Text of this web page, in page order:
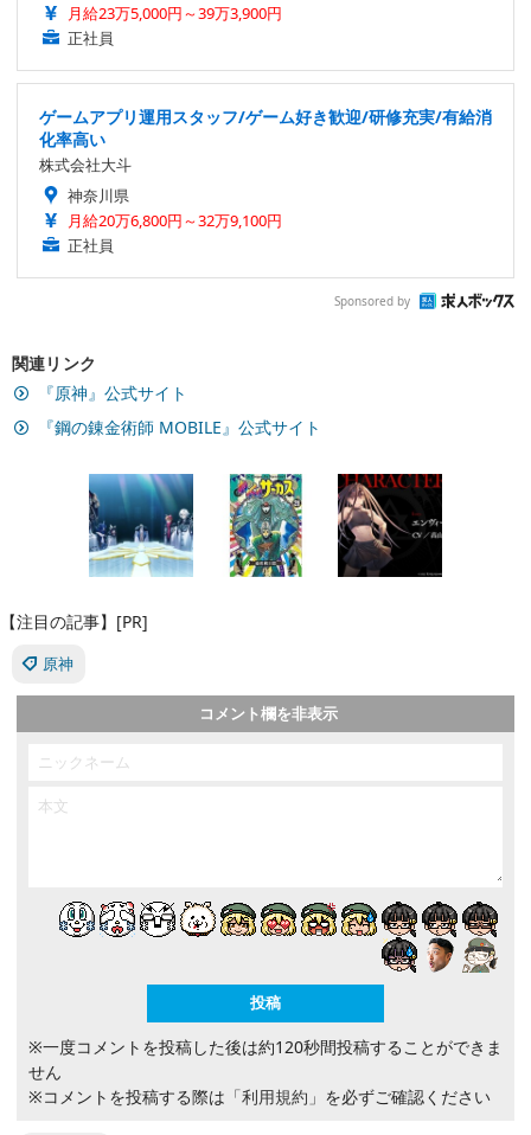
月給23万5,000円～39万3,900円
正社員
ゲームアプリ運用スタッフ/ゲーム好き歓迎/研修充実/有給消
化率高い
株式会社大斗
神奈川県
月給20万6,800円～32万9,100円
正社員
Sponsored by
関連リンク
『原神』公式サイト
『鋼の錬金術師 MOBILE』公式サイト
【注目の記事】[PR]
原神
コメント欄を非表示
※一度コメントを投稿した後は約120秒間投稿することができま
せん
※コメントを投稿する際は 「利用規約」 を必ずご確認ください